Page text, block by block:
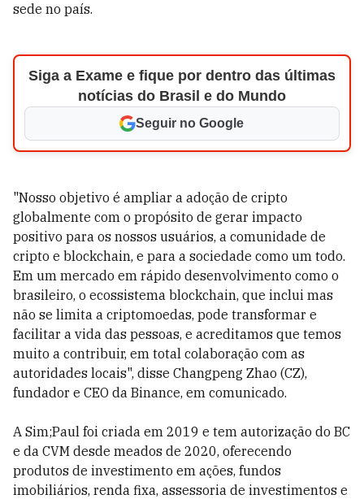
sede no país.
Siga a Exame e fique por dentro das últimas
notícias do Brasil e do Mundo
Seguir no Google
"Nosso objetivo é ampliar a adoção de cripto
globalmente com o propósito de gerar impacto
positivo para os nossos usuários, a comunidade de
cripto e blockchain, e para a sociedade como um todo.
Em um mercado em rápido desenvolvimento como o
brasileiro, o ecossistema blockchain, que inclui mas
não se limita a criptomoedas, pode transformar e
facilitar a vida das pessoas, e acreditamos que temos
muito a contribuir, em total colaboração com as
autoridades locais", disse Changpeng Zhao (CZ),
fundador e CEO da Binance, em comunicado.
A Sim;Paul foi criada em 2019 e tem autorização do BC
e da CVM desde meados de 2020, oferecendo
produtos de investimento em ações, fundos
imobiliários, renda fixa, assessoria de investimentos e